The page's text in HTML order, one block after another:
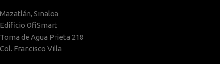
Mazatlán, Sinaloa
Edificio OfiSmart
Toma de Agua Prieta 218
Col. Francisco Villa